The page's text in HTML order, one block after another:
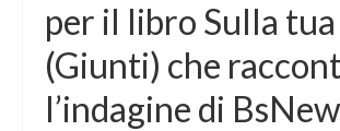
per il libro Sulla
(Giunti) che
l’indagine di